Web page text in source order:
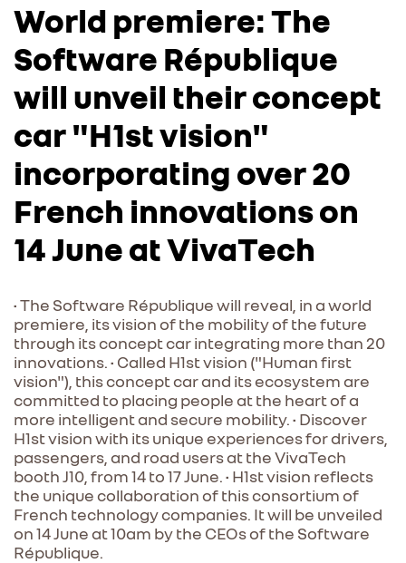
World premiere: The
Software République
will unveil their concept
car "H1st vision"
incorporating over 20
French innovations on
14 June at VivaTech
• The Software République will reveal, in a world
premiere, its vision of the mobility of the future
through its concept car integrating more than 20
innovations. • Called H1st vision ("Human first
vision"), this concept car and its ecosystem are
committed to placing people at the heart of a
more intelligent and secure mobility. • Discover
H1st vision with its unique experiences for drivers,
passengers, and road users at the VivaTech
booth J10, from 14 to 17 June. • H1st vision reflects
the unique collaboration of this consortium of
French technology companies. It will be unveiled
on 14 June at 10am by the CEOs of the Software
République.